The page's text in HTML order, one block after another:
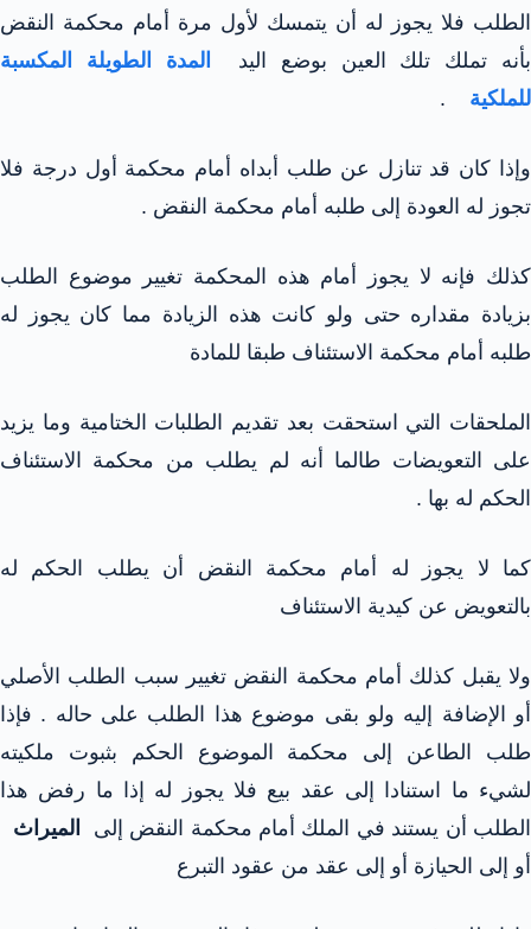
الطلب فلا يجوز له أن يتمسك لأول مرة أمام محكمة النقض
بأنه تملك تلك العين بوضع اليد
المدة الطويلة المكسبة
للملكية
.
وإذا كان قد تنازل عن طلب أبداه أمام محكمة أول درجة فلا
تجوز له العودة إلى طلبه أمام محكمة النقض .
كذلك فإنه لا يجوز أمام هذه المحكمة تغيير موضوع الطلب
بزيادة مقداره حتى ولو كانت هذه الزيادة مما كان يجوز له
طلبه أمام محكمة الاستئناف طبقا للمادة
الملحقات التي استحقت بعد تقديم الطلبات الختامية وما يزيد
على التعويضات طالما أنه لم يطلب من محكمة الاستئناف
الحكم له بها .
كما لا يجوز له أمام محكمة النقض أن يطلب الحكم له
بالتعويض عن كيدية الاستئناف
ولا يقبل كذلك أمام محكمة النقض تغيير سبب الطلب الأصلي
أو الإضافة إليه ولو بقى موضوع هذا الطلب على حاله . فإذا
طلب الطاعن إلى محكمة الموضوع الحكم بثبوت ملكيته
لشيء ما استنادا إلى عقد بيع فلا يجوز له إذا ما رفض هذا
الطلب أن يستند في الملك أمام محكمة النقض إلى
الميراث
أو إلى الحيازة أو إلى عقد من عقود التبرع